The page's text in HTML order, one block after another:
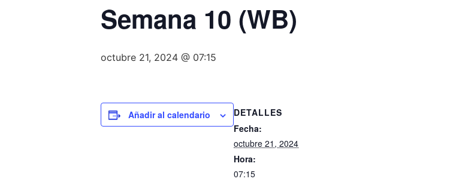
Semana 10 (WB)
octubre 21, 2024 @ 07:15
Añadir al calendario
DETALLES
Fecha:
octubre 21, 2024
Hora:
07:15